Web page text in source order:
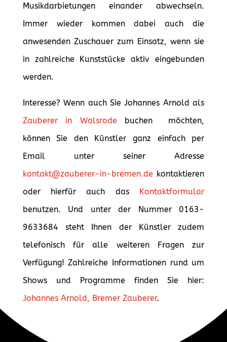
Musikdarbietungen einander abwechseln.
Immer wieder kommen dabei auch die
anwesenden Zuschauer zum Einsatz, wenn sie
in zahlreiche Kunststücke aktiv eingebunden
werden.
Interesse? Wenn auch Sie Johannes Arnold als
Zauberer in Walsrode buchen möchten,
können Sie den Künstler ganz einfach per
Email unter seiner Adresse
kontakt@zauberer-in-bremen.de kontaktieren
oder hierfür auch das Kontaktformular
benutzen. Und unter der Nummer 0163-
9633684 steht Ihnen der Künstler zudem
telefonisch für alle weiteren Fragen zur
Verfügung! Zahlreiche Informationen rund um
Shows und Programme finden Sie hier:
Johannes Arnold, Bremer Zauberer.